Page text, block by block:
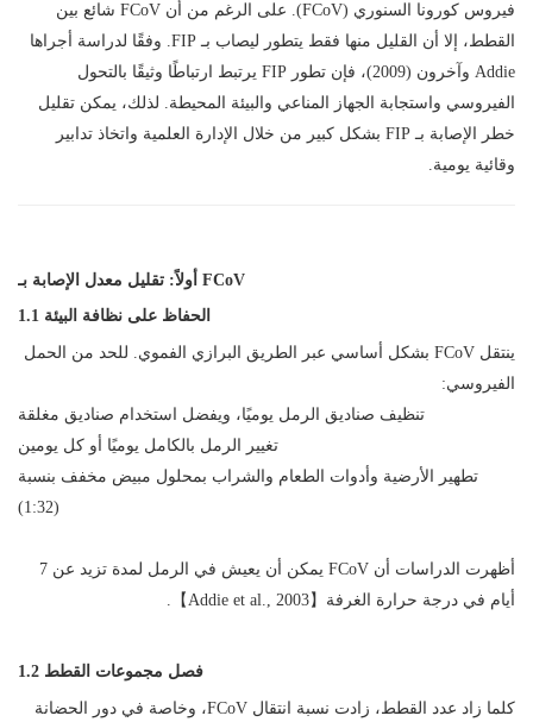
فيروس كورونا السنوري (FCoV). على الرغم من أن FCoV شائع بين
القطط، إلا أن القليل منها فقط يتطور ليصاب بـ FIP. وفقًا لدراسة أجراها
Addie وآخرون (2009)، فإن تطور FIP يرتبط ارتباطًا وثيقًا بالتحول
الفيروسي واستجابة الجهاز المناعي والبيئة المحيطة. لذلك، يمكن تقليل
خطر الإصابة بـ FIP بشكل كبير من خلال الإدارة العلمية واتخاذ تدابير
وقائية يومية.
أولاً: تقليل معدل الإصابة بـ FCoV
1.1 الحفاظ على نظافة البيئة
ينتقل FCoV بشكل أساسي عبر الطريق البرازي الفموي. للحد من الحمل
الفيروسي:
تنظيف صناديق الرمل يوميًا، ويفضل استخدام صناديق مغلقة
تغيير الرمل بالكامل يوميًا أو كل يومين
تطهير الأرضية وأدوات الطعام والشراب بمحلول مبيض مخفف بنسبة
(1:32)
أظهرت الدراسات أن FCoV يمكن أن يعيش في الرمل لمدة تزيد عن 7
أيام في درجة حرارة الغرفة【Addie et al., 2003】.
1.2 فصل مجموعات القطط
كلما زاد عدد القطط، زادت نسبة انتقال FCoV، وخاصة في دور الحضانة